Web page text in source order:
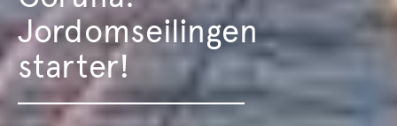
Jordomseilingen
starter!